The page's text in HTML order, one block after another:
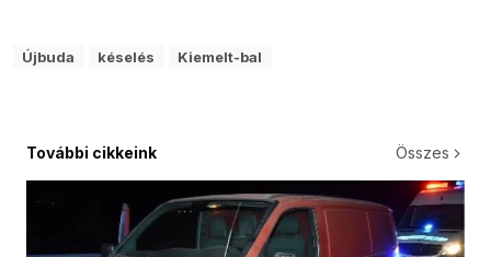
Újbuda késelés Kiemelt-bal
További cikkeink Összes